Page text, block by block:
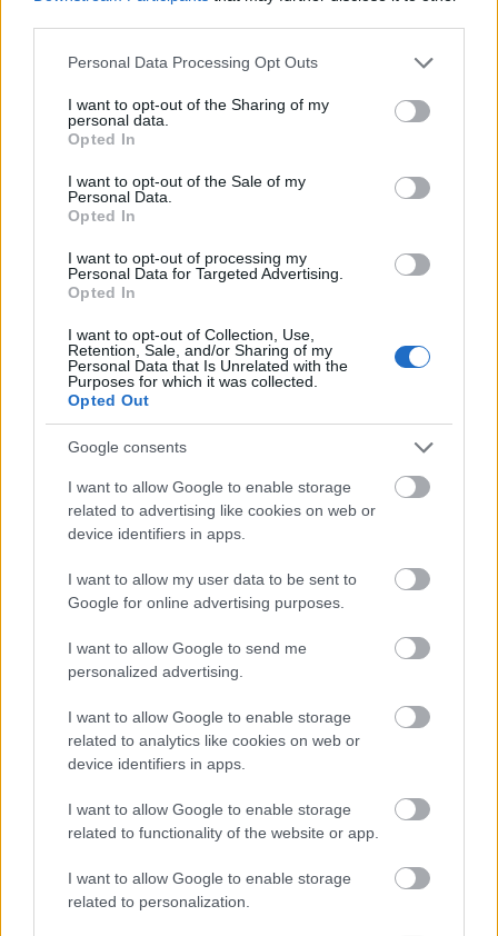
Please note that this website/app uses one or more Google
not limited to your visit or usage behaviour. You may click to
grant or deny consent to Google and its third-party tags to
use your data for below specified purposes in below Google
consent section.
Personal Data Processing Opt Outs
I want to opt-out of the Sharing of my
personal data.
Opted In
I want to opt-out of the Sale of my
Personal Data.
Opted In
I want to opt-out of processing my
Personal Data for Targeted Advertising.
Opted In
I want to opt-out of Collection, Use,
Retention, Sale, and/or Sharing of my
Personal Data that Is Unrelated with the
Purposes for which it was collected.
Opted Out
Google consents
I want to allow Google to enable storage
related to advertising like cookies on web or
device identifiers in apps.
I want to allow my user data to be sent to
Google for online advertising purposes.
I want to allow Google to send me
personalized advertising.
I want to allow Google to enable storage
related to analytics like cookies on web or
device identifiers in apps.
I want to allow Google to enable storage
related to functionality of the website or app.
I want to allow Google to enable storage
related to personalization.
μόνο 2 ημέρες στα χέρια σας
ΑΣΕΠ: Εξ αποστάσεως η πιο Εύκολη
Πιστοποίηση Υπολογιστών σε 2
μέρες
Μάθε πρώτος όλες τις σημαντικές
ειδήσεις.
Βάλε το proson.gr στα αποτελέσματα
αναζήτησης της Google
Δημοφιλείς Ειδήσεις
Δημόσιο (χωρίς πτυχίο)
ΥΠΕΣ: Προγραμματισμός προσλήψεων
2027 - Παρατείνεται το Β' Στάδιο